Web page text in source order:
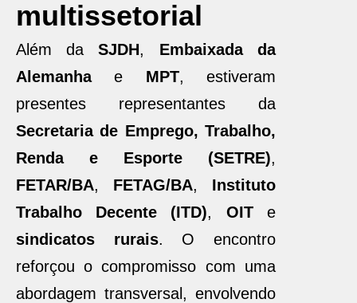
multissetorial
Além daSJDH, Embaixada da
Alemanhae MPT, estiveram
presentes representantes da
Secretaria de Emprego, Trabalho,
Renda e Esporte (SETRE),
FETAR/BA, FETAG/BA, Instituto
Trabalho Decente (ITD), OITe
sindicatos rurais. O encontro
reforçou o compromisso com uma
abordagem transversal, envolvendo